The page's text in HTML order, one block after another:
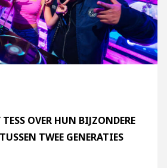
TESS OVER HUN BIJZONDERE
TWEE GENERATIES